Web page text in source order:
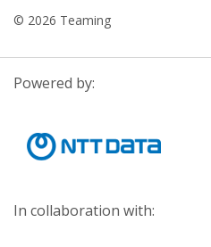
© 2026 Teaming
Powered by:
In collaboration with: